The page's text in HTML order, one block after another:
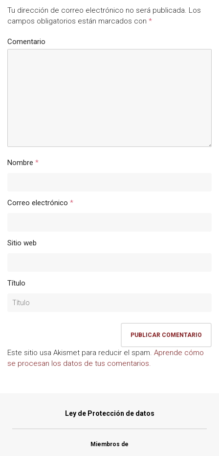
Tu dirección de correo electrónico no será publicada. Los
campos obligatorios están marcados con *
Comentario
Nombre *
Correo electrónico *
Sitio web
Título
Este sitio usa Akismet para reducir el spam. Aprende cómo
se procesan los datos de tus comentarios.
Ley de Protección de datos
Miembros de